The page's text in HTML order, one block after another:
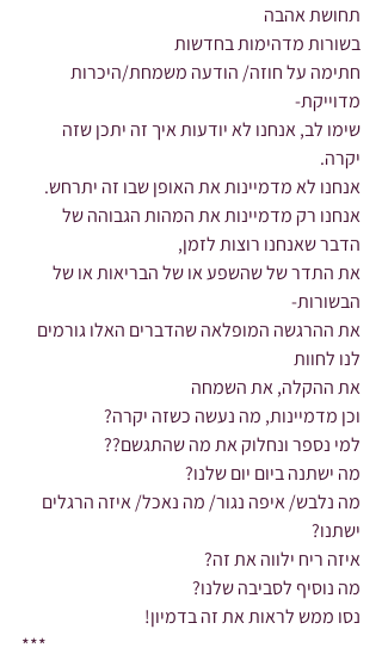
תחושת אהבה
בשורות מדהימות בחדשות
חתימה על חוזה/ הודעה משמחת/היכרות
מדוייקת-
שימו לב, אנחנו לא יודעות איך זה יתכן שזה
יקרה.
אנחנו לא מדמיינות את האופן שבו זה יתרחש.
אנחנו רק מדמיינות את המהות הגבוהה של
הדבר שאנחנו רוצות לזמן,
את התדר של שהשפע או של הבריאות או של
הבשורות-
את ההרגשה המופלאה שהדברים האלו גורמים
לנו לחוות
את ההקלה, את השמחה
וכן מדמיינות, מה נעשה כשזה יקרה?
למי נספר ונחלוק את מה שהתגשם??
מה ישתנה ביום יום שלנו?
מה נלבש/ איפה נגור/ מה נאכל/ איזה הרגלים
ישתנו?
איזה ריח ילווה את זה?
מה נוסיף לסביבה שלנו?
נסו ממש לראות את זה בדמיון!
***